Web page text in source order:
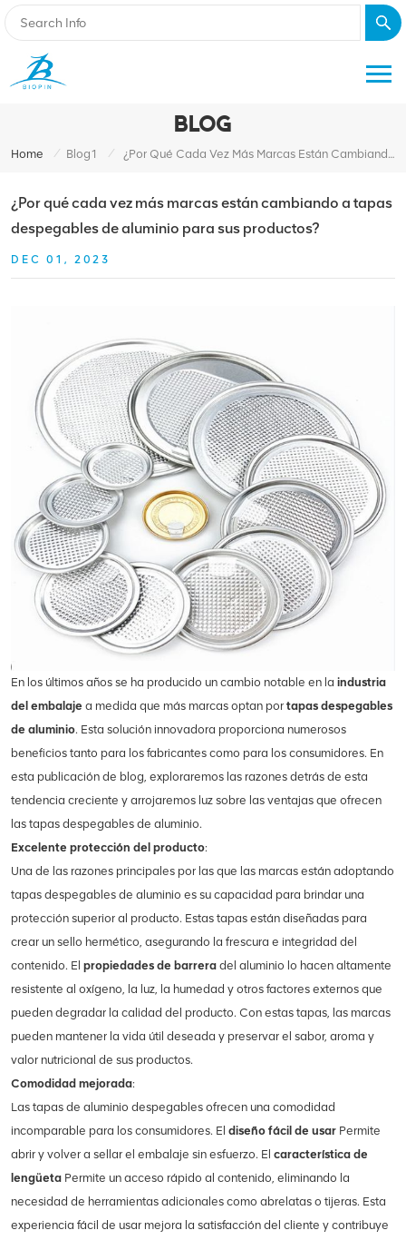
BLOG
Home / Blog1 / ¿Por Qué Cada Vez Más Marcas Están Cambiando A Tapas Despegables De Aluminio Para Sus Productos?
¿Por qué cada vez más marcas están cambiando a tapas
despegables de aluminio para sus productos?
DEC 01, 2023
En los últimos años se ha producido un cambio notable en la industria
del embalaje a medida que más marcas optan por tapas despegables
de aluminio. Esta solución innovadora proporciona numerosos
beneficios tanto para los fabricantes como para los consumidores. En
esta publicación de blog, exploraremos las razones detrás de esta
tendencia creciente y arrojaremos luz sobre las ventajas que ofrecen
las tapas despegables de aluminio.
Excelente protección del producto:
Una de las razones principales por las que las marcas están adoptando
tapas despegables de aluminio es su capacidad para brindar una
protección superior al producto. Estas tapas están diseñadas para
crear un sello hermético, asegurando la frescura e integridad del
contenido. El propiedades de barrera del aluminio lo hacen altamente
resistente al oxígeno, la luz, la humedad y otros factores externos que
pueden degradar la calidad del producto. Con estas tapas, las marcas
pueden mantener la vida útil deseada y preservar el sabor, aroma y
valor nutricional de sus productos.
Comodidad mejorada:
Las tapas de aluminio despegables ofrecen una comodidad
incomparable para los consumidores. El diseño fácil de usar Permite
abrir y volver a sellar el embalaje sin esfuerzo. El característica de
lengüeta Permite un acceso rápido al contenido, eliminando la
necesidad de herramientas adicionales como abrelatas o tijeras. Esta
experiencia fácil de usar mejora la satisfacción del cliente y contribuye